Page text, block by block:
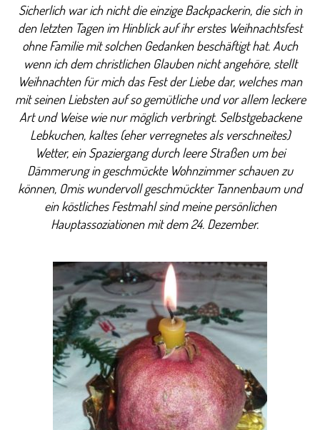
Sicherlich war ich nicht die einzige Backpackerin, die sich in
den letzten Tagen im Hinblick auf ihr erstes Weihnachtsfest
ohne Familie mit solchen Gedanken beschäftigt hat. Auch
wenn ich dem christlichen Glauben nicht angehöre, stellt
Weihnachten für mich das Fest der Liebe dar, welches man
mit seinen Liebsten auf so gemütliche und vor allem leckere
Art und Weise wie nur möglich verbringt. Selbstgebackene
Lebkuchen, kaltes (eher verregnetes als verschneites)
Wetter, ein Spaziergang durch leere Straßen um bei
Dämmerung in geschmückte Wohnzimmer schauen zu
können, Omis wundervoll geschmückter Tannenbaum und
ein köstliches Festmahl sind meine persönlichen
Hauptassoziationen mit dem 24. Dezember.